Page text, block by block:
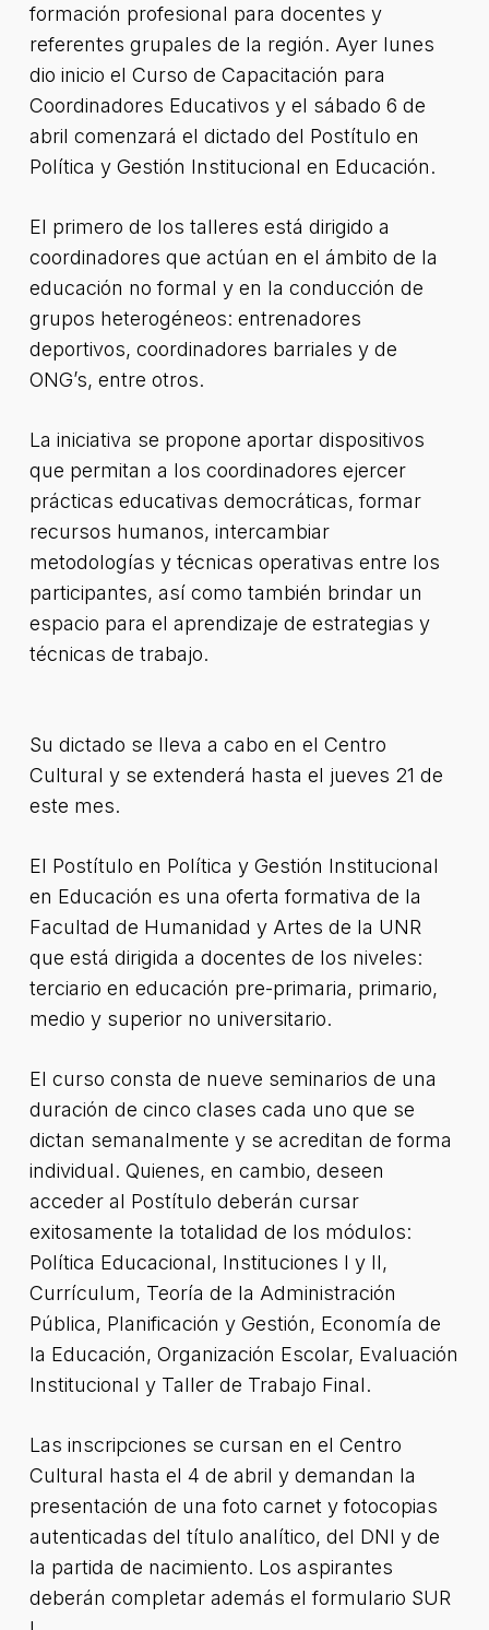
formación profesional para docentes y
referentes grupales de la región. Ayer lunes
dio inicio el Curso de Capacitación para
Coordinadores Educativos y el sábado 6 de
abril comenzará el dictado del Postítulo en
Política y Gestión Institucional en Educación.
El primero de los talleres está dirigido a
coordinadores que actúan en el ámbito de la
educación no formal y en la conducción de
grupos heterogéneos: entrenadores
deportivos, coordinadores barriales y de
ONG’s, entre otros.
La iniciativa se propone aportar dispositivos
que permitan a los coordinadores ejercer
prácticas educativas democráticas, formar
recursos humanos, intercambiar
metodologías y técnicas operativas entre los
participantes, así como también brindar un
espacio para el aprendizaje de estrategias y
técnicas de trabajo.
Su dictado se lleva a cabo en el Centro
Cultural y se extenderá hasta el jueves 21 de
este mes.
El Postítulo en Política y Gestión Institucional
en Educación es una oferta formativa de la
Facultad de Humanidad y Artes de la UNR
que está dirigida a docentes de los niveles:
terciario en educación pre-primaria, primario,
medio y superior no universitario.
El curso consta de nueve seminarios de una
duración de cinco clases cada uno que se
dictan semanalmente y se acreditan de forma
individual. Quienes, en cambio, deseen
acceder al Postítulo deberán cursar
exitosamente la totalidad de los módulos:
Política Educacional, Instituciones I y II,
Currículum, Teoría de la Administración
Pública, Planificación y Gestión, Economía de
la Educación, Organización Escolar, Evaluación
Institucional y Taller de Trabajo Final.
Las inscripciones se cursan en el Centro
Cultural hasta el 4 de abril y demandan la
presentación de una foto carnet y fotocopias
autenticadas del título analítico, del DNI y de
la partida de nacimiento. Los aspirantes
deberán completar además el formulario SUR